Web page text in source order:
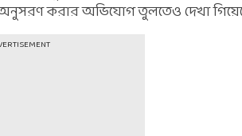
অনুসরণ করার অভিযোগ তুলতেও দেখা